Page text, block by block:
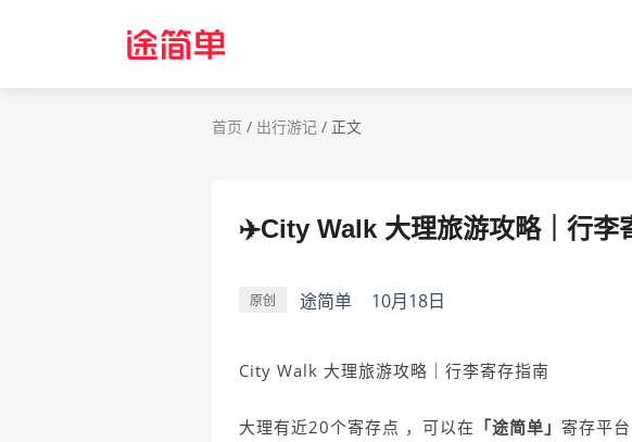
首页 / 出行游记 / 正文
✈️City Walk 大理旅游攻略｜行李
原创 途简单 10月18日
City Walk 大理旅游攻略｜行李寄存指南
大理有近20个寄存点 ，可以在 「途简单」 寄存平台